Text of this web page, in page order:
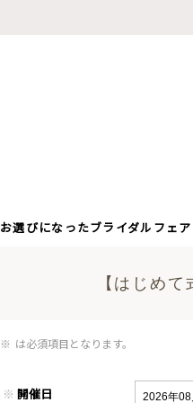
お選びになったブライダルフェア
【はじめ
※ は必須項目となります。
※ 開催日